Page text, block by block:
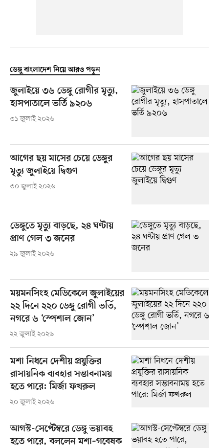
ডেঙ্গু বাংলাদেশ নিয়ে আরও পড়ুন
জুলাইয়ে ৩৬ ডেঙ্গু রোগীর মৃত্যু,
হাসপাতালে ভর্তি ৯২০৬
৩১ জুলাই ২০২৬
আগের ছয় মাসের চেয়ে ডেঙ্গুর
মৃত্যু জুলাইয়ে দ্বিগুণ
৩০ জুলাই ২০২৬
ডেঙ্গুতে মৃত্যু বাড়ছে, ২৪ ঘণ্টায়
প্রাণ গেল ৩ জনের
২৯ জুলাই ২০২৬
ময়মনসিংহ মেডিকেলে জুলাইয়ের
২২ দিনে ২২০ ডেঙ্গু রোগী ভর্তি,
নগরে ৬ ‘স্পেশাল জোন’
২২ জুলাই ২০২৬
মশা নিধনে দেশীয় প্রযুক্তির
রাসায়নিক ব্যবহার সম্ভাবনাময়
হতে পারে: মির্জা ফখরুল
২০ জুলাই ২০২৬
আগস্ট-সেপ্টেম্বরে ডেঙ্গু ভয়াবহ
হতে পারে, বললেন মশা–গবেষক